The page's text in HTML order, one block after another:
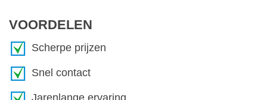
VOORDELEN
Scherpe prijzen
Snel contact
Jarenlange ervaring